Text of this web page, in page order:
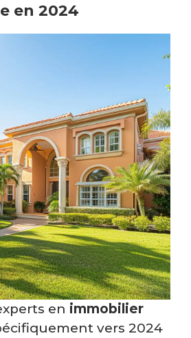
en 2024
en immobilier
vers 2024